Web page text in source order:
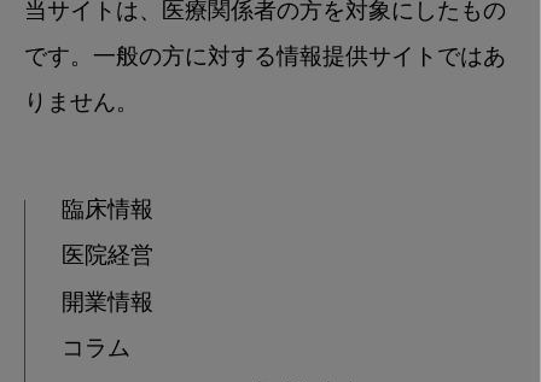
当サイトは、医療関係者の方を対象にしたもの
です。一般の方に対する情報提供サイトではあ
りません。
臨床情報
医院経営
開業情報
コラム